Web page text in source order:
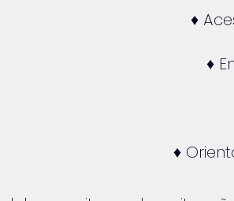
♦
♦
♦